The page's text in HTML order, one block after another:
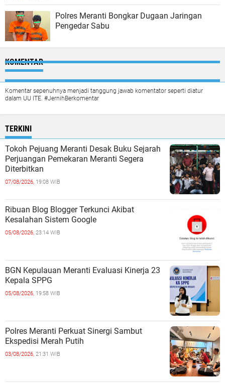
Polres Meranti Bongkar Dugaan Jaringan
Pengedar Sabu
KOMENTAR
Komentar sepenuhnya menjadi tanggung jawab komentator seperti diatur
dalam UU ITE. #JernihBerkomentar
TERKINI
Tokoh Pejuang Meranti Desak Buku Sejarah
Perjuangan Pemekaran Meranti Segera
Diterbitkan
07/08/2026, 19:08 WIB
Ribuan Blog Blogger Terkunci Akibat
Kesalahan Sistem Google
05/08/2026, 23:14 WIB
BGN Kepulauan Meranti Evaluasi Kinerja 23
Kepala SPPG
05/08/2026, 19:58 WIB
Polres Meranti Perkuat Sinergi Sambut
Ekspedisi Merah Putih
03/08/2026, 21:31 WIB